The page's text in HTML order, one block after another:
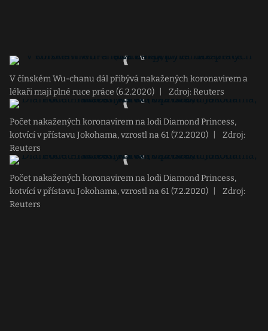
V čínském Wu-chanu dál přibývá nakažených koronavirem a
lékaři mají plné ruce práce (6.2.2020)
Zdroj: Reuters
Počet nakažených koronavirem na lodi Diamond Princess,
kotvící v přístavu Jokohama, vzrostl na 61 (7.2.2020)
Zdroj:
Reuters
Počet nakažených koronavirem na lodi Diamond Princess,
kotvící v přístavu Jokohama, vzrostl na 61 (7.2.2020)
Zdroj:
Reuters